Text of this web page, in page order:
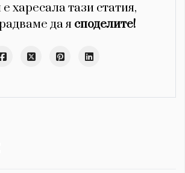
харесала тази статия,
да я споделите!